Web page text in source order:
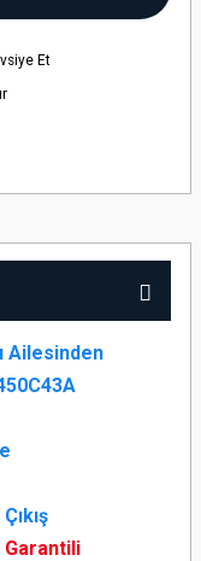
Et
Ailesinden
Garantili